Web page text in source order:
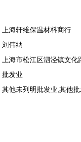
上海轩维保温材料商行
刘伟纳
上海市松江区泗泾镇文化
批发业
其他未列明批发业,其他